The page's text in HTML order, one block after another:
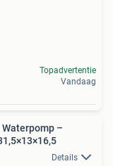
Topadvertentie
Vandaag
Waterpomp –
Details